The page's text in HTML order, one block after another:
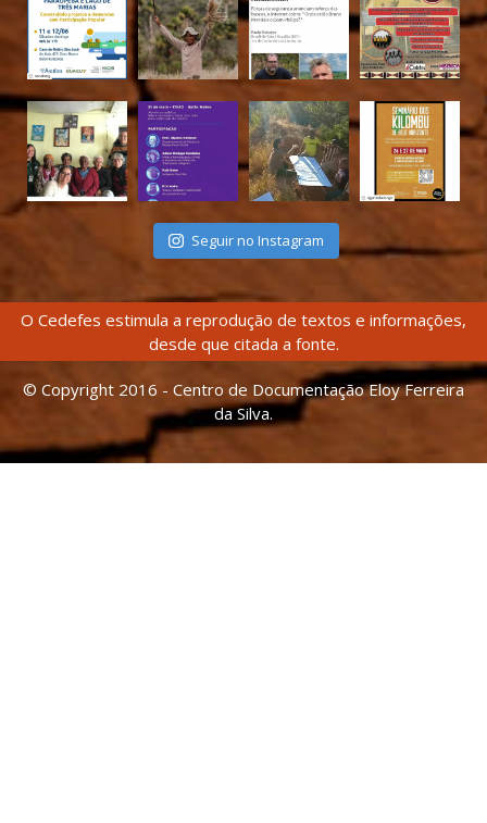
Seguir no Instagram
O Cedefes estimula a reprodução de textos e informações,
desde que citada a fonte.
© Copyright 2016 - Centro de Documentação Eloy Ferreira
da Silva.